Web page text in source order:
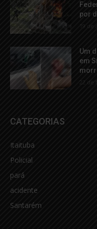
por
19 de
Um
em
22 de
CATEGORIAS
Itaituba
Policial
pará
acidente
Santarém